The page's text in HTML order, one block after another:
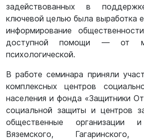
задействованных в
ключевой целью была выработка
информирование
доступной помощи — от
психологической.
В работе семинара приняли
комплексных центров
населения и фонда «Защитники
социальной защиты и центров
общественные организации
Вяземского, Гагаринского,